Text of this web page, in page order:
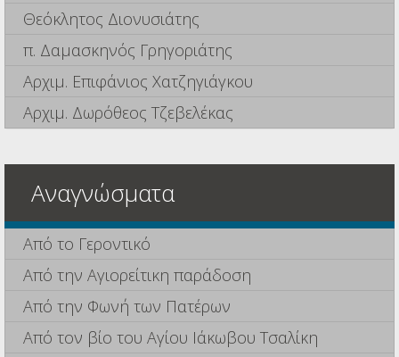
Θεόκλητος Διονυσιάτης
π. Δαμασκηνός Γρηγοριάτης
Αρχιμ. Επιφάνιος Χατζηγιάγκου
Αρχιμ. Δωρόθεος Τζεβελέκας
Αναγνώσματα
Από το Γεροντικό
Από την Αγιορείτικη παράδοση
Από την Φωνή των Πατέρων
Από τον βίο του Αγίου Ιάκωβου Τσαλίκη